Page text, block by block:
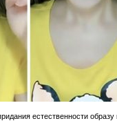
естественности